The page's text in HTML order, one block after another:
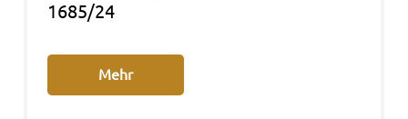
1685/24
Mehr